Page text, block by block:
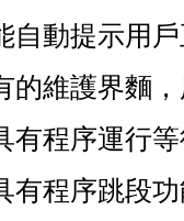
自動提示用戶正
的維護界麵
有程序運行等
有程序跳段功能